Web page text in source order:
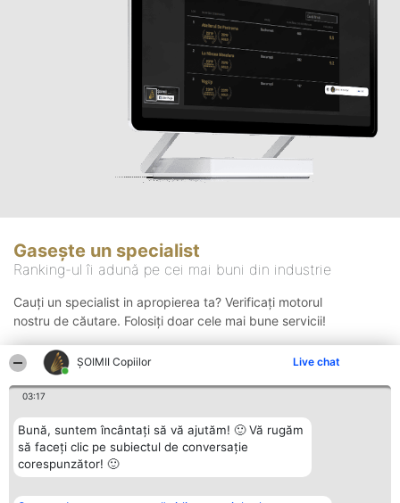
ȘOIMII Copiilor Live chat
03:17
Bună, suntem încântați să vă ajutăm! 🙂 Vă rugăm
să faceți clic pe subiectul de conversație
corespunzător! 🙂
Gasește un specialist
Ranking-ul îi adună pe cei mai buni din industrie
Cauți un specialist in apropierea ta? Verificați motorul
nostru de căutare. Folosiți doar cele mai bune servicii!